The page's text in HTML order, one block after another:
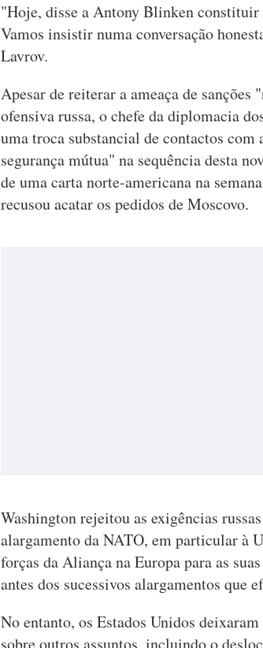
"Hoje, disse a Antony Blinken
Vamos insistir numa conversação
Lavrov.
Apesar de reiterar a ameaça de sanções
ofensiva russa, o chefe da diplomacia
uma troca substancial de contactos com
segurança mútua" na sequência desta
de uma carta norte-americana na
recusou acatar os pedidos de Moscovo.
Washington rejeitou as exigências
alargamento da NATO, em particular à
forças da Aliança na Europa para as
antes dos sucessivos alargamentos que
No entanto, os Estados Unidos